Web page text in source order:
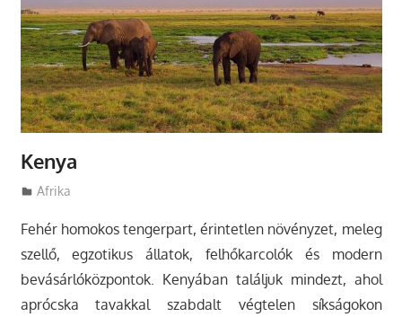
Kenya
Utazasok.org
Afrika
Fehér homokos tengerpart, érintetlen növényzet, meleg
szellő, egzotikus állatok, felhőkarcolók és modern
bevásárlóközpontok. Kenyában találjuk mindezt, ahol
aprócska tavakkal szabdalt végtelen síkságokon